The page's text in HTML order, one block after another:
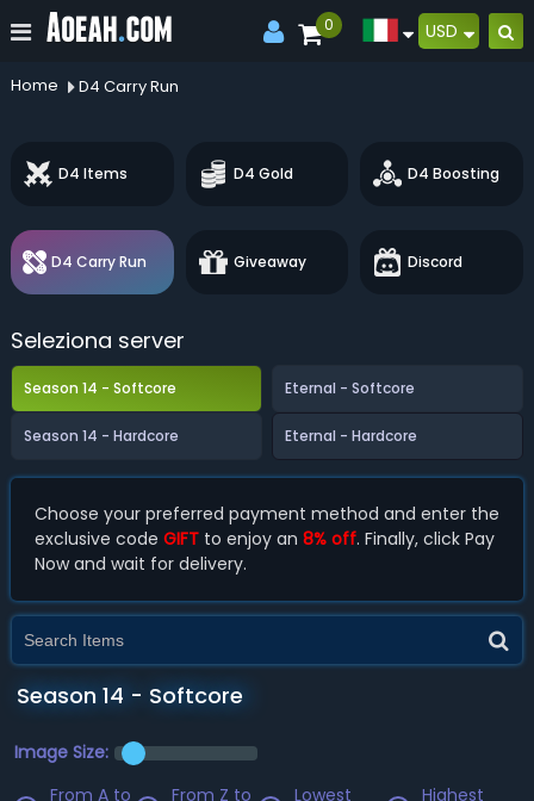
0 USD
Home D4 Carry Run
D4 Items D4 Gold D4 Boosting
D4 Carry Run Giveaway Discord
Seleziona server
Season 14 - Softcore Eternal - Softcore
Season 14 - Hardcore Eternal - Hardcore
Choose your preferred payment method and enter the
exclusive code GIFTto enjoy an 8% off. Finally, click Pay
Now and wait for delivery.
Season 14 - Softcore
Image Size:
From A to
From Z to
Lowest
Highest